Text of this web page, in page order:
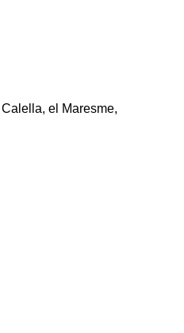
el Maresme,